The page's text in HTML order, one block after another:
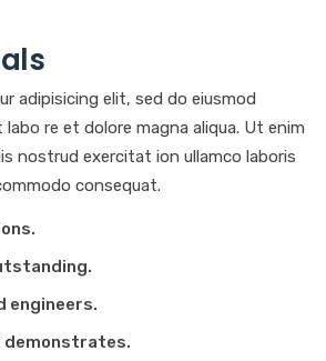
adipisicing elit, sed do eiusmod
re et dolore magna aliqua. Ut enim
nostrud exercitat ion ullamco laboris
consequat.
engineers.
demonstrates.